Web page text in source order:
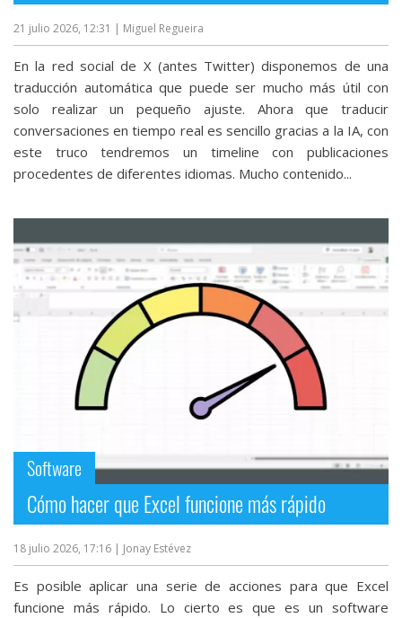
21 julio 2026, 12:31 | Miguel Regueira
En la red social de X (antes Twitter) disponemos de una
traducción automática que puede ser mucho más útil con
solo realizar un pequeño ajuste. Ahora que traducir
conversaciones en tiempo real‎ es sencillo gracias a la IA, con
este truco tendremos un timeline con publicaciones
procedentes de diferentes idiomas. Mucho contenido...
Software
Cómo hacer que Excel funcione más rápido
18 julio 2026, 17:16 | Jonay Estévez
Es posible aplicar una serie de acciones para que Excel
funcione más rápido. Lo cierto es que es un software